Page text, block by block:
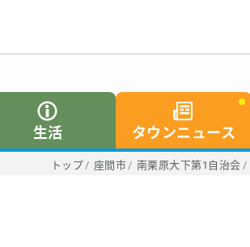
生活 タウンニュース
トップ/ 座間市/ 南栗原大下第1自治会 /